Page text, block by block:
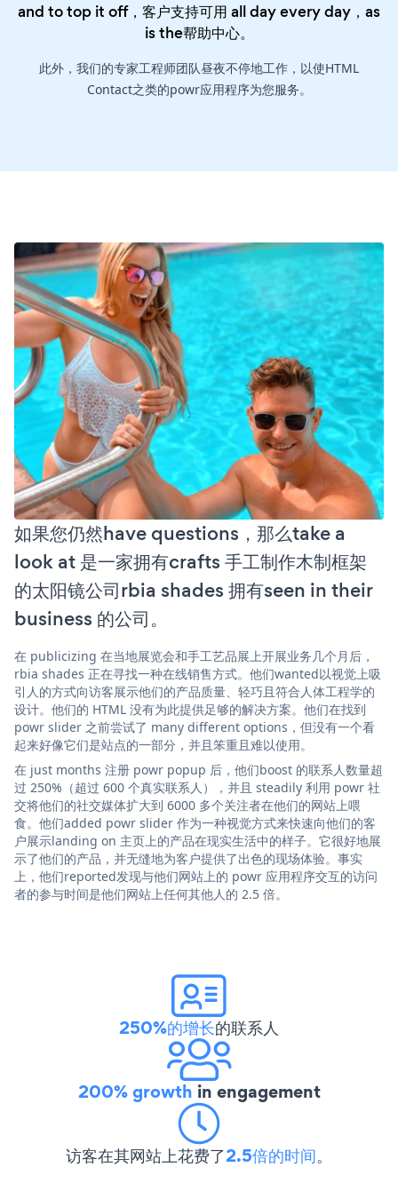
and to top it off，客户支持可用 all day every day，as
is the帮助中心。
此外，我们的专家工程师团队昼夜不停地工作，以使HTML
Contact之类的powr应用程序为您服务。
如果您仍然have questions，那么take a
look at 是一家拥有crafts 手工制作木制框架
的太阳镜公司rbia shades 拥有seen in their
business 的公司。
在 publicizing 在当地展览会和手工艺品展上开展业务几个月后，
rbia shades 正在寻找一种在线销售方式。他们wanted以视觉上吸
引人的方式向访客展示他们的产品质量、轻巧且符合人体工程学的
设计。他们的 HTML 没有为此提供足够的解决方案。他们在找到
powr slider 之前尝试了 many different options，但没有一个看
起来好像它们是站点的一部分，并且笨重且难以使用。
在 just months 注册 powr popup 后，他们boost 的联系人数量超
过 250%（超过 600 个真实联系人），并且 steadily 利用 powr 社
交将他们的社交媒体扩大到 6000 多个关注者在他们的网站上喂
食。他们added powr slider 作为一种视觉方式来快速向他们的客
户展示landing on 主页上的产品在现实生活中的样子。它很好地展
示了他们的产品，并无缝地为客户提供了出色的现场体验。事实
上，他们reported发现与他们网站上的 powr 应用程序交互的访问
者的参与时间是他们网站上任何其他人的 2.5 倍。
250%的增长的联系人
200% growth in engagement
访客在其网站上花费了2.5倍的时间。